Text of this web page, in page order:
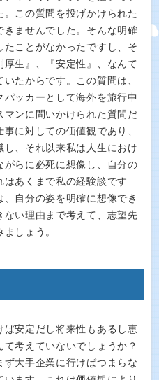
この質問を投げかけられた
ませんでした。そんな明確
ことがなかったですし、そ
生』、『安定性』、なんて
たからです。この質問は、
ッカーとして海外を旅行中
マンに問いかけられた質問だ
に対しての価値観であり、
し、それ以来私は人生におけ
がらに必死に想像し、自分の
はあくまで私の経験談です
自分の姿を明確に想像でき
ない理由まで考えて、志望先
しょう。
ば安定だし将来性もあるし恵
考えていないでしょうか？
ず大手企業に行けばつまらな